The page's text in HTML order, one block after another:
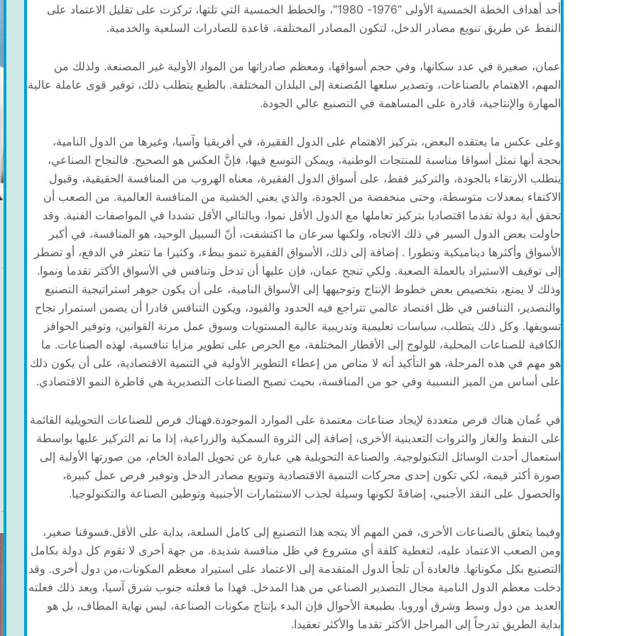
أحد أهداف الخطة الخمسية الأولى “1976- 1980″، والخطط الخمسية التي تلتها، تركزت على تقليل الاعتماد على
النفط عن طريق تنويع مصادر الدخل، لتكون المصادر المختلفة، قاعدة للصادرات السلعية والخدمية.
عمان، صغيرة في عدد سكانها، وفي حجم أسواقها، ومعظم صادراتها من المواد الأولية غير المصنعة. ولذلك من
المهم، الاهتمام بالصناعات، وتصدير سلعها المُصنعة إلى البلدان المختلفة. بالطبع يتطلب ذلك، توفير قوى عاملة عالية
المهارة والإنتاجية، قادرة على المساهمة في التصنيع عالي الجودة.
وعلى عكس ما يعتقده البعض، بتركيز الاهتمام على الدول الفقيرة، في أفريقيا وآسيا، وغيرها من الدول النامية،
بحجة أنها تمثل أسواقا مناسبة للمنتجات الوطنية، ويمكن التوسع فيها، فإنَّ العكس هو الصحيح. فالنجاح الصناعي،
يتطلب الارتقاء بالجودة، والتركيز فقط، على أسواق الدول الفقيرة، معناه الهروب من المنافسة الحقيقية، وقبول
الاكتفاء بمعدلات متوسطة، وحتى منخفضة من الجودة، والذي يعني الخشية من المنافسة العالمية. من الصعب أن
تحقق أية دولة تقدما اقتصاديا بتركيز تعاملها مع الدول الأقل نموا، وبالتالي الأقل تشددا في المواصفات الفنية. وقد
حاولت بعض الدول السير في ذلك الاتجاه، ولكنها سرعان ما اكتشفت، أنّ السبيل الوحيد، هو المنافسة، في أكبر
الأسواق وأكثرها ديناميكية وتطورا . إضافة إلى ذلك، الأسواق الفقيرة تنمو ببطء، وكثيرا ما تتعثر في الدفع، أو تضطر
إلى توقيف الاستيراد بالعملة الصعبة. ولكي تنجح عمان، فإن عليها أن تدخل وتنافس في الأسواق الأكثر تقدما ونموا.
وذلك لا يمنع، بتخصيص بعض خطوط الإنتاج وتوجيهها إلى الأسواق النامية، على أن يكون جوهر استراتيجية التصنيع
والتصدير، التنافس في ظل اقتصاد عالمي تتراجع فيه الحدود والقيود، ويكون التنافس قادرا أن يضمن استمرار نجاح
تسويقها. وكل ذلك يتطلب، سياسات تعليمية وتدريبية عالية المستويات وسوق عمل مرنة القوانين، وتوفير الحوافز
الكافية للصناعات المحلية، للولوج إلى الأقطار المختلفة، مع الحرص على تطوير مزايا تنافسية، لهذه الصناعات. ما
هو مهم في هذه المرحلة، هو التأكيد أنه لا مناص من إعطاء التطوير الأولية في التنمية الاقتصادية، على أن يكون ذلك
على أساس من الميز النسبية وفي جو من المنافسة، بحيث تصبح الصناعات التصديرية هي قاطرة النمو الاقتصادي.
في عُمان هناك فرص متعددة لإيجاد صناعات معتمدة على الموارد الموجودة.فهناك فرص للصناعات التحويلية القائمة
على النفط والغاز والثروات التعدينية الأخرى، إضافة إلى الثروة السمكية والزراعية، إذا ما تم التركيز عليها بواسطة
استعمال أحدث الوسائل التكنولوجية. والصناعة التحويلية هي عبارة عن تحويل المادة الخام، من صورتها الأولية إلى
صورة أكثر قيمة، لكي تكون إحدى محركات التنمية الاقتصادية وتنويع مصادر الدخل وتوفير فرص عمل كبيرة،
والحصول على النقد الأجنبي، إضافةً لكونها وسيلة لجذب الاستثمارات الأجنبية وتوطين الصناعة والتكنولوجيا.
وفيما يتعلق بالصناعات الأخرى، فمن المهم ألا يتجه هذا التصنيع إلى كامل السلعة، بداية على الأقل.فسوقنا صغير،
ومن الصعب الاعتماد عليه، لتغطية كلفة أي مشروع في ظل منافسة شديدة. من جهة أخرى لا تقوم كل دولة بكامل
التصنيع بكل مكوناتها. فالعادة أن تلجأ الدول المتقدمة إلى الاعتماد على استيراد معظم المكونات،من دول أخرى. وقد
دخلت معظم الدول النامية مجال التصدير الصناعي من هذا المدخل. فهذا ما فعلته جنوب شرق آسيا، وبعد ذلك فعلته
العديد من دول وسط وشرق أوروبا. بطبيعة الأحوال فإن البدء بإنتاج مكونات الصناعة، ليس نهاية المطاف، بل هو
بداية الطريق تدرجاً إلى المراحل الأكثر تقدما والأكثر تعقيدا.